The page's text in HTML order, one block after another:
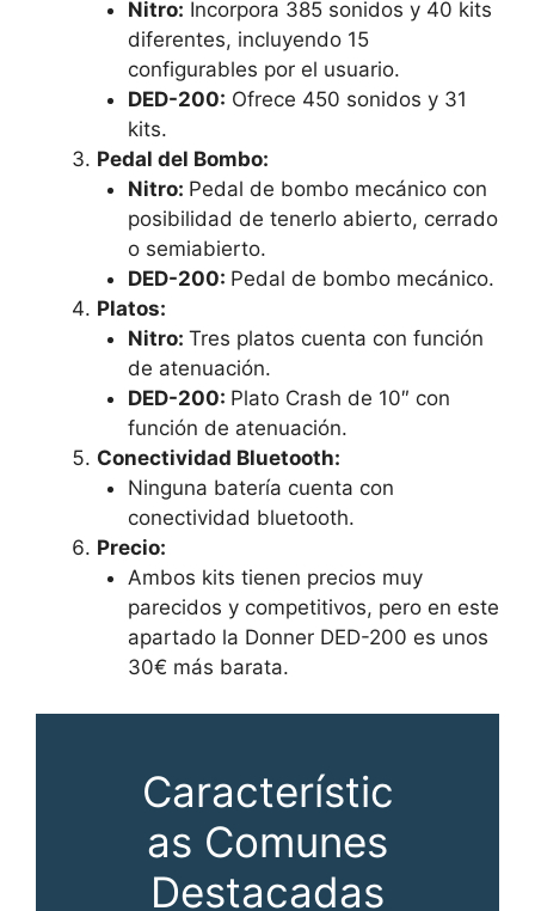
Nitro: Incorpora 385 sonidos y 40 kits
diferentes, incluyendo 15
configurables por el usuario.
DED-200: Ofrece 450 sonidos y 31
kits.
Pedal del Bombo:
Nitro: Pedal de bombo mecánico con
posibilidad de tenerlo abierto, cerrado
o semiabierto.
DED-200: Pedal de bombo mecánico.
Platos:
Nitro: Tres platos cuenta con función
de atenuación.
DED-200: Plato Crash de 10″ con
función de atenuación.
Conectividad Bluetooth:
Ninguna batería cuenta con
conectividad bluetooth.
Precio:
Ambos kits tienen precios muy
parecidos y competitivos, pero en este
apartado la Donner DED-200 es unos
30€ más barata.
Característic
as Comunes
Destacadas